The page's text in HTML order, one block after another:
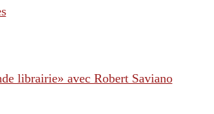
librairie» avec Robert Saviano